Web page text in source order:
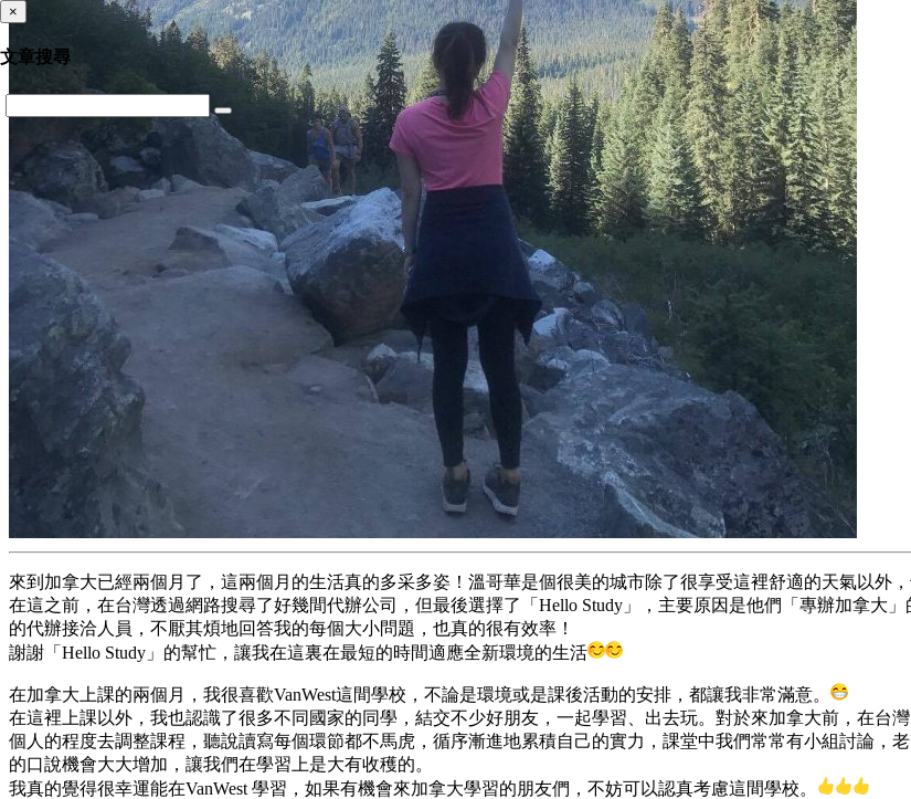
來到加拿大已經兩個月了，這兩個月的生活真的多采多姿！ 溫哥華是個很美的城市除了很享受這裡舒適的天氣以外，
在這之前，在台灣透過網路搜尋了好幾間代辦公司，但最後選擇了「Hello Study」，主要原因是他們「專辦加拿大」
的代辦接洽人員，不厭其煩地回答我的每個大小問題， 也真的很有效率！
謝謝「Hello Study」的幫忙，讓我在這裏在最短的時間適應全新環境的生活
在加拿大上課的兩個月，我很喜歡VanWest這間學校， 不論是環境或是課後活動的安排，都讓我非常滿意。
在這裡上課以外，我也認識了很多不同國家的同學， 結交不少好朋友，一起學習、出去玩。對於來加拿大前， 在台
個人的程度去調整課程，聽說讀寫每個環節都不馬虎， 循序漸進地累積自己的實力，課堂中我們常常有小組討論，
的口說機會大大增加，讓我們在學習上是大有收穫的。
我真的覺得很幸運能在VanWest 學習，如果有機會來加拿大學習的朋友們， 不妨可以認真考慮這間學校。
×
文章搜尋